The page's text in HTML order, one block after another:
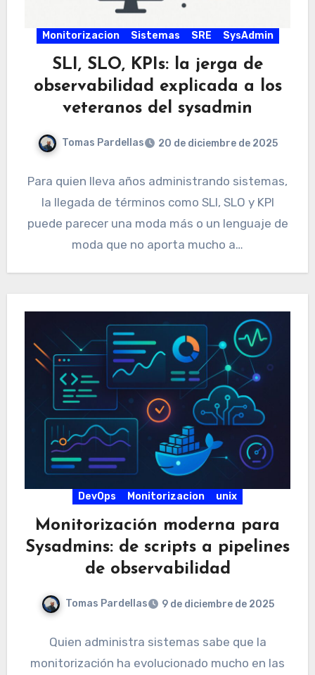
Monitorizacion Sistemas SRE SysAdmin
SLI, SLO, KPIs: la jerga de
observabilidad explicada a los
veteranos del sysadmin
Tomas Pardellas 20 de diciembre de 2025
Para quien lleva años administrando sistemas,
la llegada de términos como SLI, SLO y KPI
puede parecer una moda más o un lenguaje de
moda que no aporta mucho a…
DevOps Monitorizacion unix
Monitorización moderna para
Sysadmins: de scripts a pipelines
de observabilidad
Tomas Pardellas 9 de diciembre de 2025
Quien administra sistemas sabe que la
monitorización ha evolucionado mucho en las